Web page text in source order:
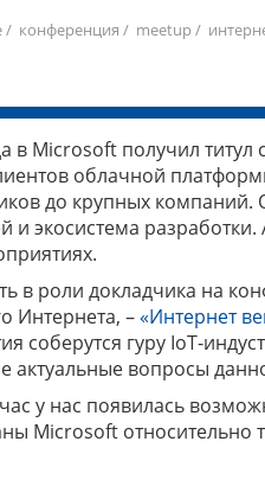
/ конференция / meetup/
в Microsoft получил
облачной
до крупных
экосистема
в роли докладчика на
Интернета, –«Интернет
соберутся гуру IoT-
актуальные вопросы
у нас появилась
Microsoft